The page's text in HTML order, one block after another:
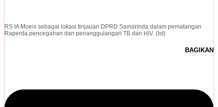
RS IA Moeis sebagai lokasi tinjauan DPRD Samarinda dalam pematangan
Raperda pencegahan dan penanggulangan TB dan HIV. (Ist)
BAGIKAN